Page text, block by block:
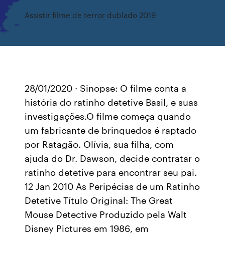
Assistir filme de terror dublado 2019
28/01/2020 · Sinopse: O filme conta a
história do ratinho detetive Basil, e suas
investigações.O filme começa quando
um fabricante de brinquedos é raptado
por Ratagão. Olívia, sua filha, com
ajuda do Dr. Dawson, decide contratar o
ratinho detetive para encontrar seu pai.
12 Jan 2010 As Peripécias de um Ratinho
Detetive Título Original: The Great
Mouse Detective Produzido pela Walt
Disney Pictures em 1986, em